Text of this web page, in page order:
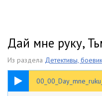
Дай мне руку,
Из раздела Детективы,
00:26